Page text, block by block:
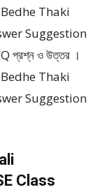
Thaki
Suggestion
প্রশ্ন ও উত্তর ।
Thaki
Suggestion
Class